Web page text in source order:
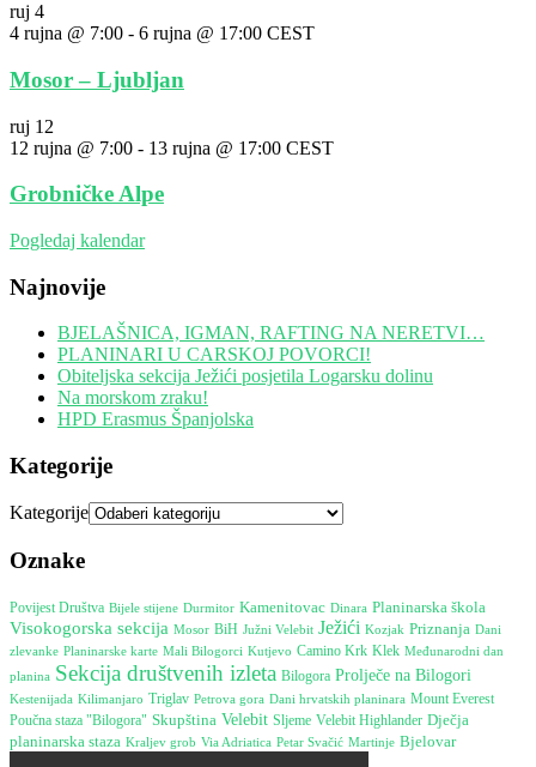
ruj 4
4 rujna @ 7:00 - 6 rujna @ 17:00 CEST
Mosor – Ljubljan
ruj 12
12 rujna @ 7:00 - 13 rujna @ 17:00 CEST
Grobničke Alpe
Pogledaj kalendar
Najnovije
BJELAŠNICA, IGMAN, RAFTING NA NERETVI…
PLANINARI U CARSKOJ POVORCI!
Obiteljska sekcija Ježići posjetila Logarsku dolinu
Na morskom zraku!
HPD Erasmus Španjolska
Kategorije
Kategorije
Oznake
Povijest Društva Bijele stijene Durmitor Kamenitovac Dinara Planinarska škola
Visokogorska sekcija Mosor BiH Južni Velebit Ježići Kozjak Priznanja Dani
zlevanke Planinarske karte Mali Bilogorci Kutjevo Camino Krk Klek Međunarodni dan
planina Sekcija društvenih izleta Bilogora Prolječe na Bilogori
Kestenijada Kilimanjaro Triglav Petrova gora Dani hrvatskih planinara Mount Everest
Poučna staza "Bilogora" Skupština Velebit Sljeme Velebit Highlander Dječja
planinarska staza Kraljev grob Via Adriatica Petar Svačić Martinje Bjelovar